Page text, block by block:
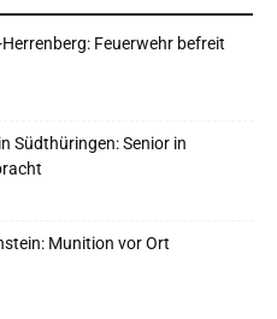
Feuerwehr befreit
Südthüringen: Senior in
Munition vor Ort